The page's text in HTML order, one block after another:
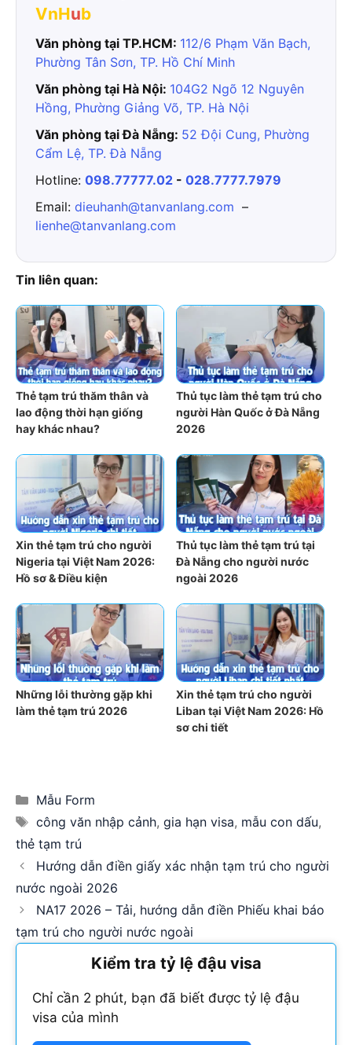
VnHub
Văn phòng tại TP.HCM: 112/6 Phạm Văn Bạch,
Phường Tân Sơn, TP. Hồ Chí Minh
Văn phòng tại Hà Nội: 104G2 Ngõ 12 Nguyên
Hồng, Phường Giảng Võ, TP. Hà Nội
Văn phòng tại Đà Nẵng: 52 Đội Cung, Phường
Cẩm Lệ, TP. Đà Nẵng
Hotline: 098.77777.02 - 028.7777.7979
Email: dieuhanh@tanvanlang.com –
lienhe@tanvanlang.com
Tin liên quan:
Thẻ tạm trú thăm thân và
lao động thời hạn giống
hay khác nhau?
Thủ tục làm thẻ tạm trú cho
người Hàn Quốc ở Đà Nẵng
2026
Xin thẻ tạm trú cho người
Nigeria tại Việt Nam 2026:
Hồ sơ & Điều kiện
Thủ tục làm thẻ tạm trú tại
Đà Nẵng cho người nước
ngoài 2026
Những lỗi thường gặp khi
làm thẻ tạm trú 2026
Xin thẻ tạm trú cho người
Liban tại Việt Nam 2026: Hồ
sơ chi tiết
Categories
Mẫu Form
Tags
công văn nhập cảnh, gia hạn visa, mẫu con dấu,
thẻ tạm trú
Hướng dẫn điền giấy xác nhận tạm trú cho người
nước ngoài 2026
NA17 2026 – Tải, hướng dẫn điền Phiếu khai báo
tạm trú cho người nước ngoài
Kiểm tra tỷ lệ đậu visa
Chỉ cần 2 phút, bạn đã biết được tỷ lệ đậu
visa của mình